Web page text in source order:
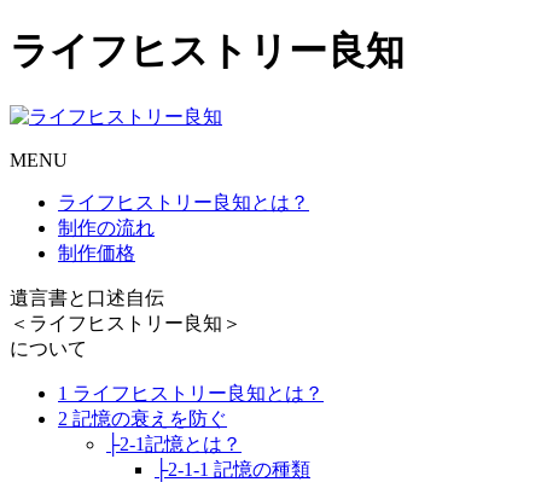
ライフヒストリー良知
MENU
ライフヒストリー良知とは？
制作の流れ
制作価格
遺言書と口述自伝
＜ライフヒストリー良知＞
について
1 ライフヒストリー良知とは？
2 記憶の衰えを防ぐ
├2-1記憶とは？
├2-1-1 記憶の種類